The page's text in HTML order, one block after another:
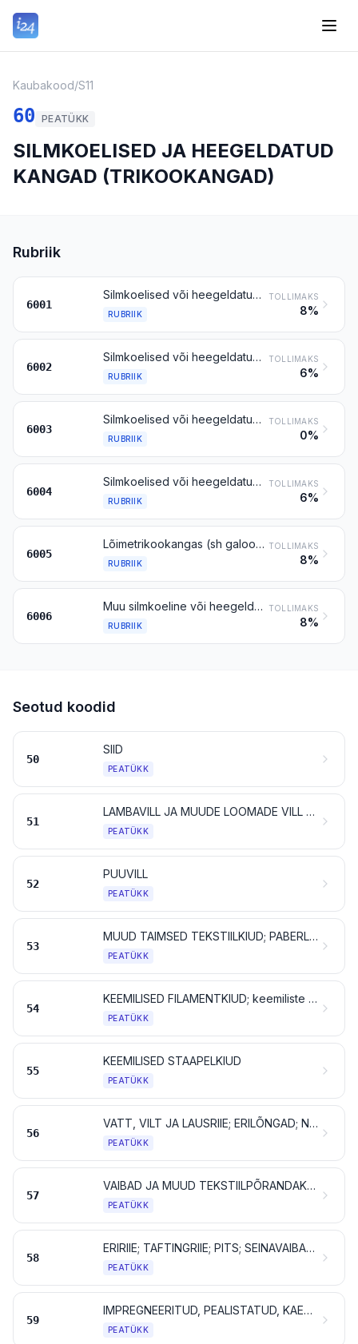
Kaubakood/S11
60 PEATÜKK
SILMKOELISED JA HEEGELDATUD
KANGAD (TRIKOOKANGAD)
Rubriik
6001
Silmkoelised või heegeldatud karuskangad (sh kõrge karusega ja froteekangad)
RUBRIIK
TOLLIMAKS
8%
6002
Silmkoelised või heegeldatud kangad laiusega kuni 30 cm, elastomeerse lõnga või kumminiidi sisaldusega vähemalt 5 % massist, v.a rubriiki 6001 kuuluvad trikookangad
RUBRIIK
TOLLIMAKS
6%
6003
Silmkoelised või heegeldatud kangad laiusega kuni 30 cm, v.a rubriiki 6001 või 6002 kuuluvad trikookangad
RUBRIIK
TOLLIMAKS
0%
6004
Silmkoelised või heegeldatud kangad laiusega üle 30 cm, elastomeerse lõnga või kumminiidi sisaldusega vähemalt 5 % massist, v.a rubriiki 6001 kuuluvad trikookangad
RUBRIIK
TOLLIMAKS
6%
6005
Lõimetrikookangas (sh galoontrikookudumismasinatel valmistatud trikookangas), v.a rubriikidesse 6001–6004 kuuluv trikookangas
RUBRIIK
TOLLIMAKS
8%
6006
Muu silmkoeline või heegeldatud kangas
RUBRIIK
TOLLIMAKS
8%
Seotud koodid
50
SIID
PEATÜKK
51
LAMBAVILL JA MUUDE LOOMADE VILL NING LOOMAKARVAD; HOBUSEJÕHVIST LÕNG JA RIIE
PEATÜKK
52
PUUVILL
PEATÜKK
53
MUUD TAIMSED TEKSTIILKIUD; PABERLÕNG JA PABERLÕNGAST RIIE
PEATÜKK
54
KEEMILISED FILAMENTKIUD; keemiliste tekstiilmaterjalide ribad jms vormid
PEATÜKK
55
KEEMILISED STAAPELKIUD
PEATÜKK
56
VATT, VILT JA LAUSRIIE; ERILÕNGAD; NÖÖRID, PAELAD, KÖIED JA TROSSID NING TOOTED NENDEST
PEATÜKK
57
VAIBAD JA MUUD TEKSTIILPÕRANDAKATTED
PEATÜKK
58
ERIRIIE; TAFTINGRIIE; PITS; SEINAVAIBAD; POSAMENDID; TIKANDID
PEATÜKK
59
IMPREGNEERITUD, PEALISTATUD, KAETUD VÕI LAMINEERITUD TEKSTIILRIIE; TEKSTIILTOOTED TÖÖSTUSLIKUKS OTSTARBEKS
PEATÜKK